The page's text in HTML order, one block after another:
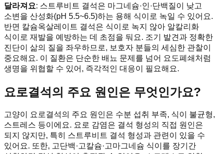
달라져요: 스트루비트 결석은 마그네슘·인·단백질이 낮고
소변을 산성화(pH 5.5~6.5)하는 용해 식이로 녹일 수 있어요.
반면 칼슘옥살레이트 결석은 식이로 녹지 않아 알칼리화
식이로 재발을 예방하는 데 초점을 둬요. 조기 발견과 정확한
진단이 삶의 질을 좌우하므로, 보호자 분들의 세심한 관찰이
중요해요. 이 질환은 단순한 배뇨 문제를 넘어 요도폐쇄처럼
생명을 위협할 수 있어, 즉각적인 대응이 필요해요.
요로결석의 주요 원인은 무엇인가요?
고양이 요로결석의 주요 원인은 수분 섭취 부족, 식이 불균형,
스트레스 등이에요. 요로 감염은 결석 형성의 직접 원인은
되지 않지만, 특히 스트루비트 결석 형성과 관련이 있을 수
있어요. 또한, 고단백·고칼슘·고마그네슘 식이를 장기간